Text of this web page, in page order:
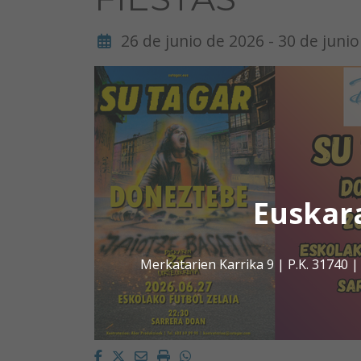
Merkatarien Karrika 9 | P.K. 31740 |
26 de junio de 2026 - 30 de
Facebook
Twitter
EmailImprimirWhatsapp